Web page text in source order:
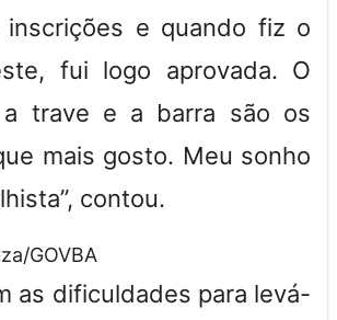
inscrições e quando fiz o
fui logo aprovada. O
a trave e a barra são os
mais gosto. Meu sonho
contou.
GOVBA
as dificuldades para levá-